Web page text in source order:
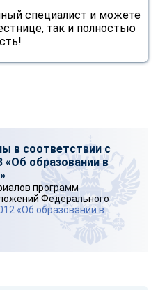
специалист и можете
так и полностью
в соответствии с
образовании в
программ
Федерального
«Об образовании в